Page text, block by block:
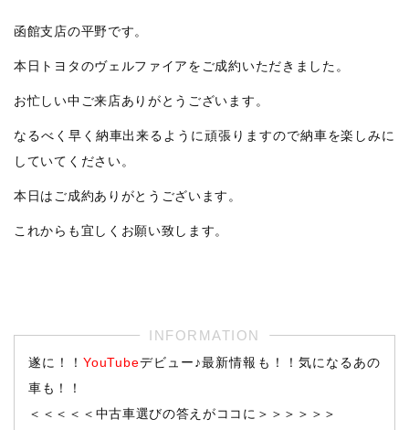
函館支店の平野です。
本日トヨタのヴェルファイアをご成約いただきました。
お忙しい中ご来店ありがとうございます。
なるべく早く納車出来るように頑張りますので納車を楽しみに
していてください。
本日はご成約ありがとうございます。
これからも宜しくお願い致します。
遂に！！YouTubeデビュー♪最新情報も！！気になるあの
車も！！
＜＜＜＜＜中古車選びの答えがココに＞＞＞＞＞＞